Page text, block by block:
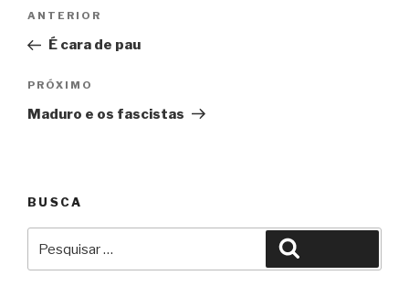
Post
Anterior
ANTERIOR
É cara de pau
Próximo
PRÓXIMO
Maduro e os fascistas
BUSCA
por: